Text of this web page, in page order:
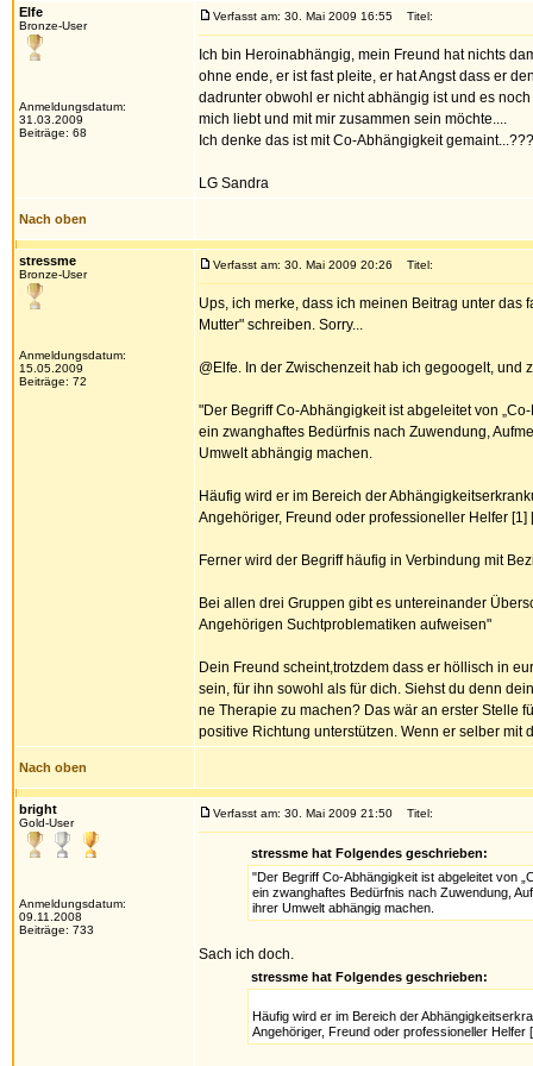
Elfe
Bronze-User
Anmeldungsdatum:
31.03.2009
Beiträge: 68
Verfasst am: 30. Mai 2009 16:55 Titel:
Ich bin Heroinabhängig, mein Freund hat nichts
ohne ende, er ist fast pleite, er hat Angst dass er
dadrunter obwohl er nicht abhängig ist und es
mich liebt und mit mir zusammen sein möchte....
Ich denke das ist mit Co-Abhängigkeit
LG Sandra
Nach oben
stressme
Bronze-User
Anmeldungsdatum:
15.05.2009
Beiträge: 72
Verfasst am: 30. Mai 2009 20:26 Titel:
Ups, ich merke, dass ich meinen Beitrag unter
Mutter" schreiben. Sorry...
@Elfe. In der Zwischenzeit hab ich gegoogelt,
"Der Begriff Co-Abhängigkeit ist abgeleitet von
ein zwanghaftes Bedürfnis nach Zuwendung,
Umwelt abhängig machen.
Häufig wird er im Bereich der
Angehöriger, Freund oder professioneller Helfer
Ferner wird der Begriff häufig in Verbindung mit
Bei allen drei Gruppen gibt es untereinander
Angehörigen Suchtproblematiken aufweisen"
Dein Freund scheint,trotzdem dass er höllisch in
sein, für ihn sowohl als für dich. Siehst du denn
ne Therapie zu machen? Das wär an erster Stelle
positive Richtung unterstützen. Wenn er selber mit
Nach oben
bright
Gold-User
Anmeldungsdatum:
09.11.2008
Beiträge: 733
Verfasst am: 30. Mai 2009 21:50 Titel:
stressme hat Folgendes geschrieben:
"Der Begriff Co-Abhängigkeit ist abgeleitet von
ein zwanghaftes Bedürfnis nach Zuwendung,
ihrer Umwelt abhängig machen.
Sach ich doch.
stressme hat Folgendes geschrieben:
Häufig wird er im Bereich der
Angehöriger, Freund oder professioneller